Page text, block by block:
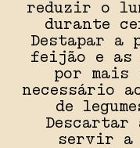
reduzir o
durante
Destapar a
feijão e as
por mais
necessário
de
servir a